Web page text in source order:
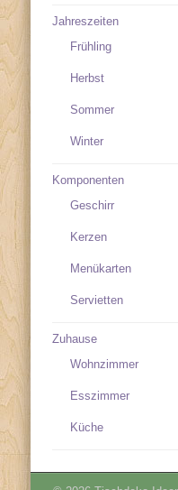
Jahreszeiten
Frühling
Herbst
Sommer
Winter
Komponenten
Geschirr
Kerzen
Menükarten
Servietten
Zuhause
Wohnzimmer
Esszimmer
Küche